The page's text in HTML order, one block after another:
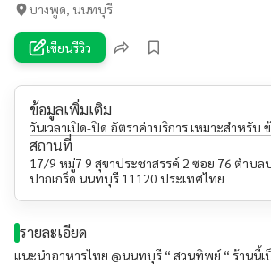
บางพูด, นนทบุรี
เขียนรีวิว
ข้อมูลเพิ่มเติม
วันเวลาเปิด-ปิด อัตราค่าบริการ เหมาะสำหรับ
สถานที่
17/9 หมู่7 9 สุขาประชาสรรค์ 2 ซอย 76 ตำบล
ปากเกร็ด นนทบุรี 11120 ประเทศไทย
รายละเอียด
แนะนำอาหารไทย @นนทบุรี “ สวนทิพย์ “ ร้านนี้เ